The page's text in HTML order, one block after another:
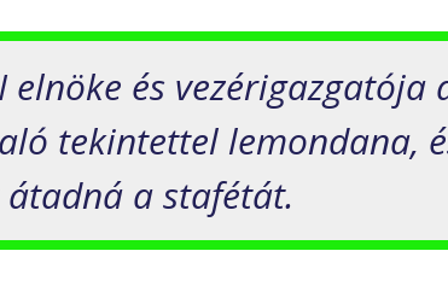
elnöke és
tekintettel lemondana,
átadná a stafétát.